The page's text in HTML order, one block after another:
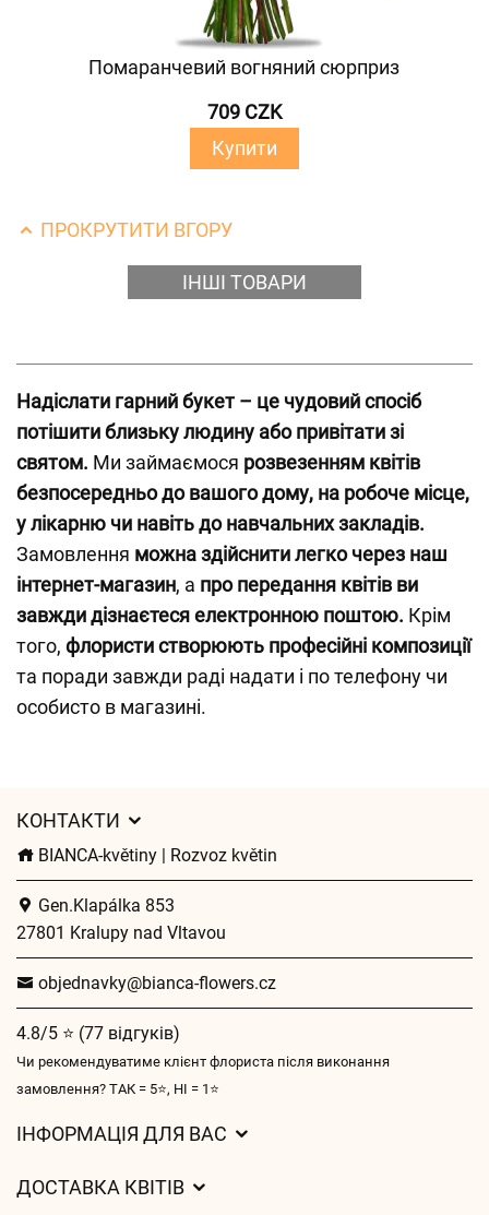
Помаранчевий вогняний сюрприз
709 CZK
Купити
ПРОКРУТИТИ ВГОРУ
ІНШІ ТОВАРИ
Надіслати гарний букет – це чудовий спосіб
потішити близьку людину або привітати зі
святом. Ми займаємося розвезенням квітів
безпосередньо до вашого дому, на робоче місце,
у лікарню чи навіть до навчальних закладів.
Замовлення можна здійснити легко через наш
інтернет-магазин, а про передання квітів ви
завжди дізнаєтеся електронною поштою. Крім
того, флористи створюють професійні композиції
та поради завжди раді надати і по телефону чи
особисто в магазині.
КОНТАКТИ
BIANCA-květiny | Rozvoz květin
Gen.Klapálka 853
27801 Kralupy nad Vltavou
objednavky@bianca-flowers.cz
4.8/5 ⭐ (77 відгуків)
Чи рекомендуватиме клієнт флориста після виконання
замовлення? ТАК = 5⭐, НІ = 1⭐
ІНФОРМАЦІЯ ДЛЯ ВАС
Захист персональних даних
ДОСТАВКА КВІТІВ